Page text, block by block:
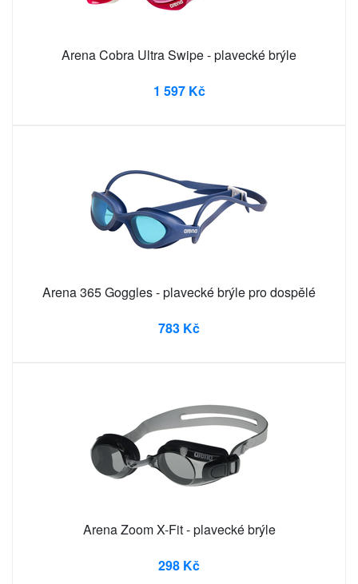
Arena Cobra Ultra Swipe - plavecké brýle
1 597 Kč
Arena 365 Goggles - plavecké brýle pro dospělé
783 Kč
Arena Zoom X-Fit - plavecké brýle
298 Kč